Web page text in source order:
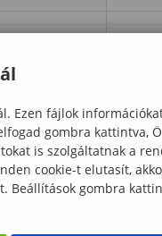
Ezen fájlok
gombra kattintva,
is szolgáltatnak a
cookie-t elutasít,
Beállítások gombra